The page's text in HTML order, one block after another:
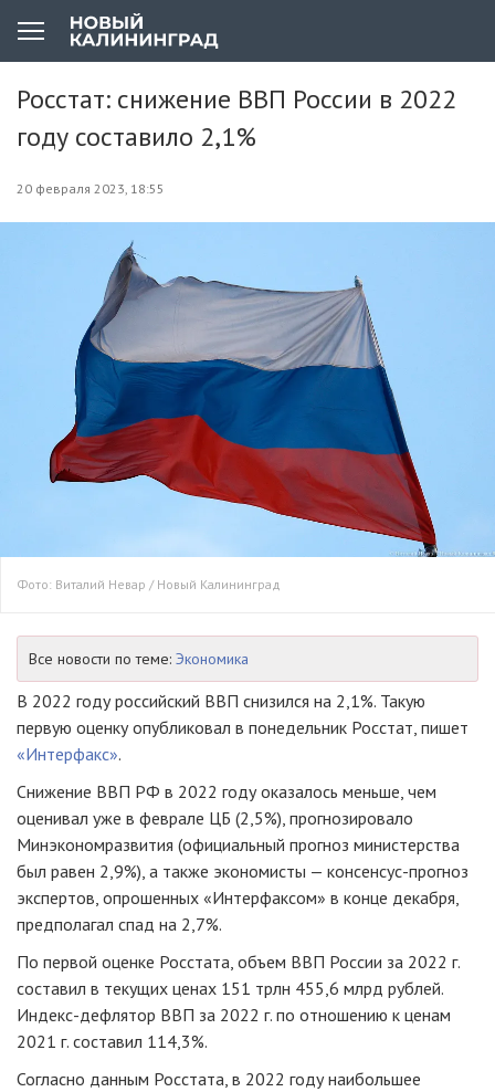
Росстат: снижение ВВП России в 2022
году составило 2,1%
20 февраля 2023, 18:55
Фото: Виталий Невар / Новый Калининград
Все новости по теме: Экономика
В 2022 году российский ВВП снизился на 2,1%. Такую
первую оценку опубликовал в понедельник Росстат, пишет
«Интерфакс».
Снижение ВВП РФ в 2022 году оказалось меньше, чем
оценивал уже в феврале ЦБ (2,5%), прогнозировало
Минэкономразвития (официальный прогноз министерства
был равен 2,9%), а также экономисты — консенсус-прогноз
экспертов, опрошенных «Интерфаксом» в конце декабря,
предполагал спад на 2,7%.
По первой оценке Росстата, объем ВВП России за 2022 г.
составил в текущих ценах 151 трлн 455,6 млрд рублей.
Индекс-дефлятор ВВП за 2022 г. по отношению к ценам
2021 г. составил 114,3%.
Согласно данным Росстата, в 2022 году наибольшее